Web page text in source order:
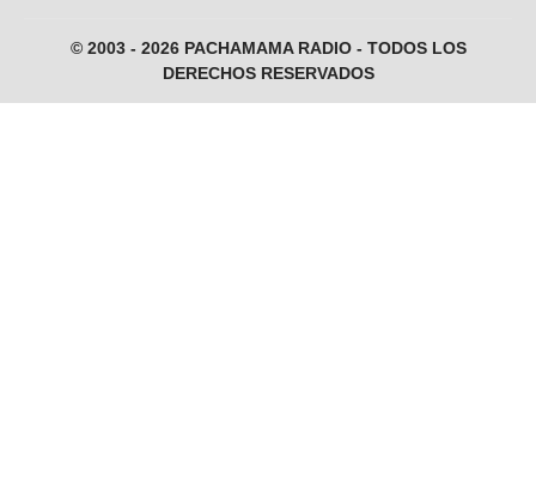
© 2003 - 2026 PACHAMAMA RADIO - TODOS LOS
DERECHOS RESERVADOS